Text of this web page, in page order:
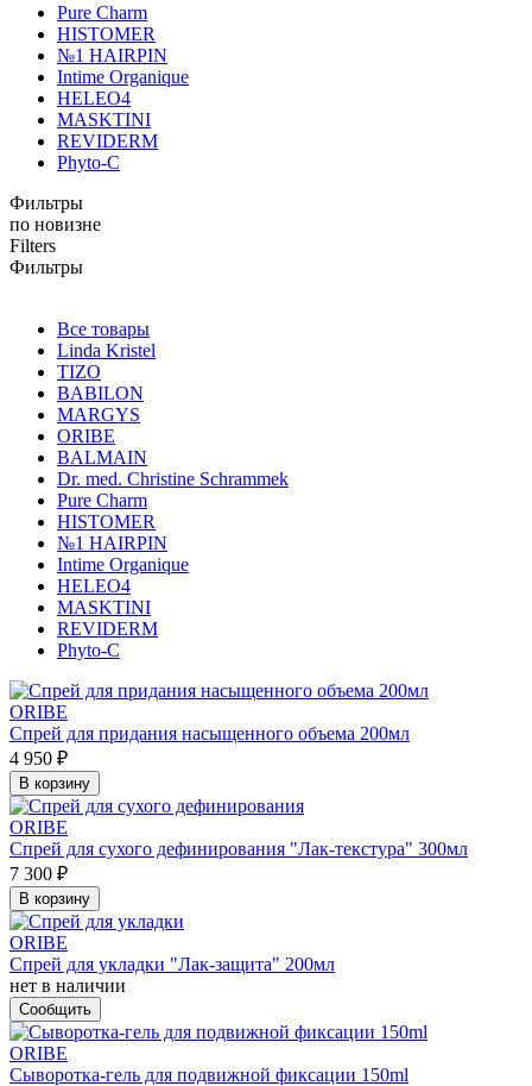
Pure Charm
HISTOMER
№1 HAIRPIN
Intime Organique
HELEO4
MASKTINI
REVIDERM
Phyto-C
Фильтры
по новизне
Filters
Фильтры
Все товары
Linda Kristel
TIZO
BABILON
MARGYS
ORIBE
BALMAIN
Dr. med. Christine Schrammek
Pure Charm
HISTOMER
№1 HAIRPIN
Intime Organique
HELEO4
MASKTINI
REVIDERM
Phyto-C
ORIBE
Спрей для придания насыщенного объема 200мл
4 950 ₽
В корзину
ORIBE
Спрей для сухого дефинирования "Лак-текстура" 300мл
7 300 ₽
В корзину
ORIBE
Спрей для укладки "Лак-защита" 200мл
нет в наличии
Сообщить
ORIBE
Сыворотка-гель для подвижной фиксации 150ml